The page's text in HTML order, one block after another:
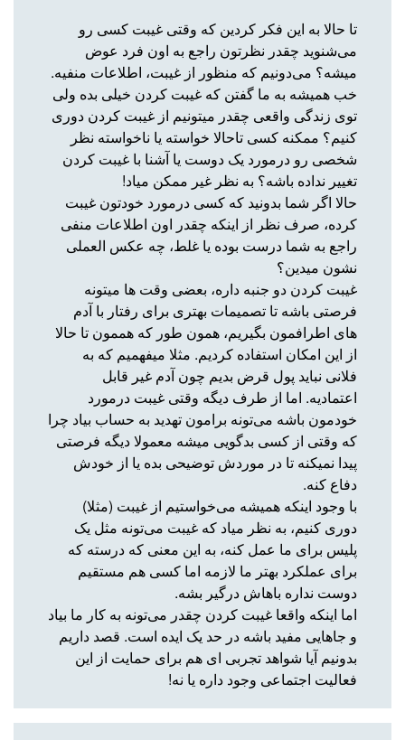
تا حالا به این فکر کردین که وقتی غیبت کسی رو
می‌شنوید چقدر نظرتون راجع به اون فرد عوض
میشه؟ می‌دونیم که منظور از غیبت، اطلاعات منفیه.
خب همیشه به ما گفتن که غیبت کردن خیلی بده ولی
توی زندگی واقعی چقدر میتونیم از غیبت کردن دوری
کنیم؟ ممکنه کسی تاحالا خواسته یا ناخواسته نظر
شخصی رو درمورد یک دوست یا آشنا با غیبت کردن
تغییر نداده باشه؟ به نظر غیر ممکن میاد!
حالا اگر شما بدونید که کسی درمورد خودتون غیبت
کرده، صرف نظر از اینکه چقدر اون اطلاعات منفی
راجع به شما درست بوده یا غلط، چه عکس العملی
نشون میدین؟
غیبت کردن دو جنبه داره، بعضی وقت ها میتونه
فرصتی باشه تا تصمیمات بهتری برای رفتار با آدم
های اطرافمون بگیریم، همون طور که هممون تا حالا
از این امکان استفاده کردیم. مثلا میفهمیم که به
فلانی نباید پول قرض بدیم چون آدم غیر قابل
اعتمادیه. اما از طرف دیگه وقتی غیبت درمورد
خودمون باشه می‌تونه برامون تهدید به حساب بیاد چرا
که وقتی از کسی بدگویی میشه معمولا دیگه فرصتی
پیدا نمیکنه تا در موردش توضیحی بده یا از خودش
دفاع کنه.
با وجود اینکه همیشه می‌خواستیم از غیبت (مثلا)
دوری کنیم، به نظر میاد که غیبت می‌تونه مثل یک
پلیس برای ما عمل کنه، به این معنی که درسته که
برای عملکرد بهتر ما لازمه اما کسی هم مستقیم
دوست نداره باهاش درگیر بشه.
اما اینکه واقعا غیبت کردن چقدر می‌تونه به کار ما بیاد
و جاهایی مفید باشه در حد یک ایده است. قصد داریم
بدونیم آیا شواهد تجربی ای هم برای حمایت از این
فعالیت اجتماعی وجود داره یا نه!